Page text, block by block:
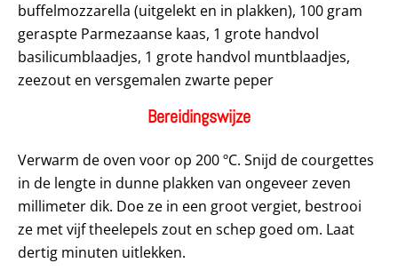
buffelmozzarella (uitgelekt en in plakken), 100 gram
geraspte Parmezaanse kaas, 1 grote handvol
basilicumblaadjes, 1 grote handvol muntblaadjes,
zeezout en versgemalen zwarte peper
Bereidingswijze
Verwarm de oven voor op 200 ºC. Snijd de courgettes
in de lengte in dunne plakken van ongeveer zeven
millimeter dik. Doe ze in een groot vergiet, bestrooi
ze met vijf theelepels zout en schep goed om. Laat
dertig minuten uitlekken.